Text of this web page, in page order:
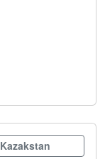
Kazakstan